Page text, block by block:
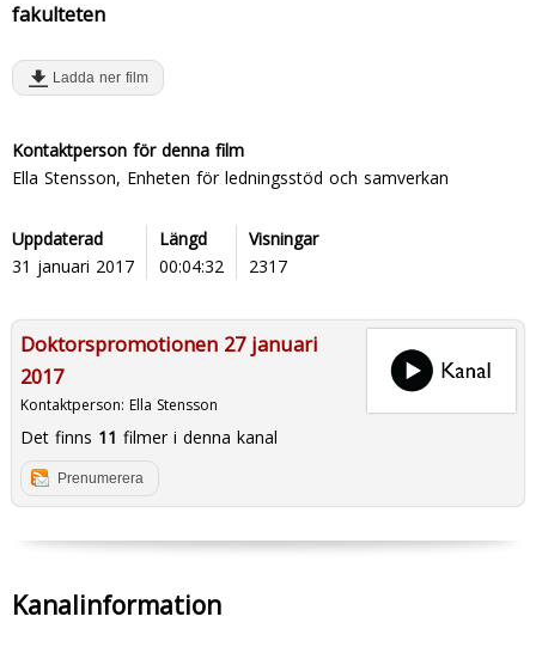
fakulteten
Ladda ner film
Kontaktperson för denna film
Ella Stensson, Enheten för ledningsstöd och samverkan
Uppdaterad
31 januari 2017
Längd
00:04:32
Visningar
2317
Doktorspromotionen 27 januari
2017
Kontaktperson: Ella Stensson
Det finns 11 filmer i denna kanal
Prenumerera
Kanalinformation